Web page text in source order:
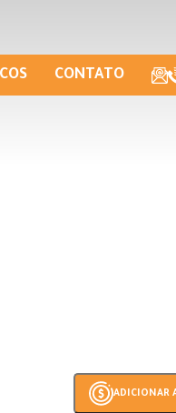
CONTATO
ADICIONAR